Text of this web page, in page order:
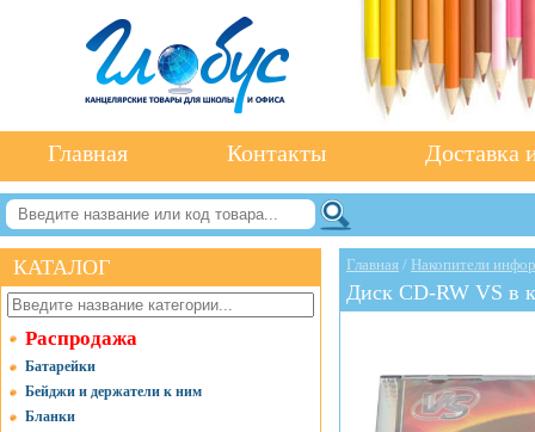
Главная Контакты Доставка
КАТАЛОГ
Распродажа
Батарейки
Бейджи и держатели к ним
Бланки
Главная / Накопители
Диск CD-RW VS в